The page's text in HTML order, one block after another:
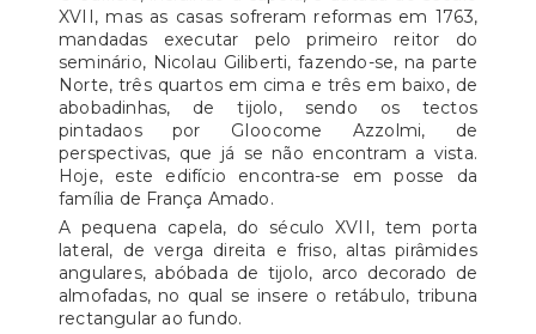
XVII, mas as casas sofreram reformas em 1763,
mandadas executar pelo primeiro reitor do
seminário, Nicolau Giliberti, fazendo-se, na parte
Norte, três quartos em cima e três em baixo, de
abobadinhas, de tijolo, sendo os tectos
pintadaos por GIoocome Azzolmi, de
perspectivas, que já se não encontram a vista.
Hoje, este edifício encontra-se em posse da
família de França Amado.
A pequena capela, do século XVII, tem porta
lateral, de verga direita e friso, altas pirâmides
angulares, abóbada de tijolo, arco decorado de
almofadas, no qual se insere o retábulo, tribuna
rectangular ao fundo.